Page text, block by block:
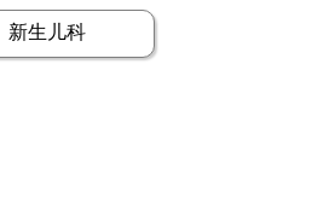
新生儿科